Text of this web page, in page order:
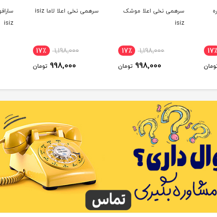
17٪
سرهمی نخی اعلا موشک
isiz
1,198,000 17٪
998,000 تومان
سرهمی نخی اعلا لاما isiz
1,198,000 17٪
998,000 تومان
isiz